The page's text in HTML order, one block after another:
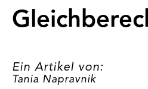
Ein Artikel von:
Tania Napravnik